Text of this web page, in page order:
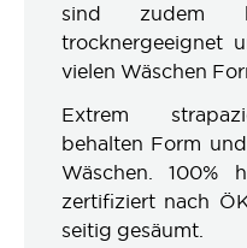
sind zudem
trocknergeeignet
vielen Wäschen
Extrem
behalten Form
Wäschen. 100%
zertifiziert nach
seitig gesäumt.